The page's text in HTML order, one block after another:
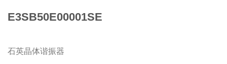
E3SB50E00001SE
石英晶体谐振器